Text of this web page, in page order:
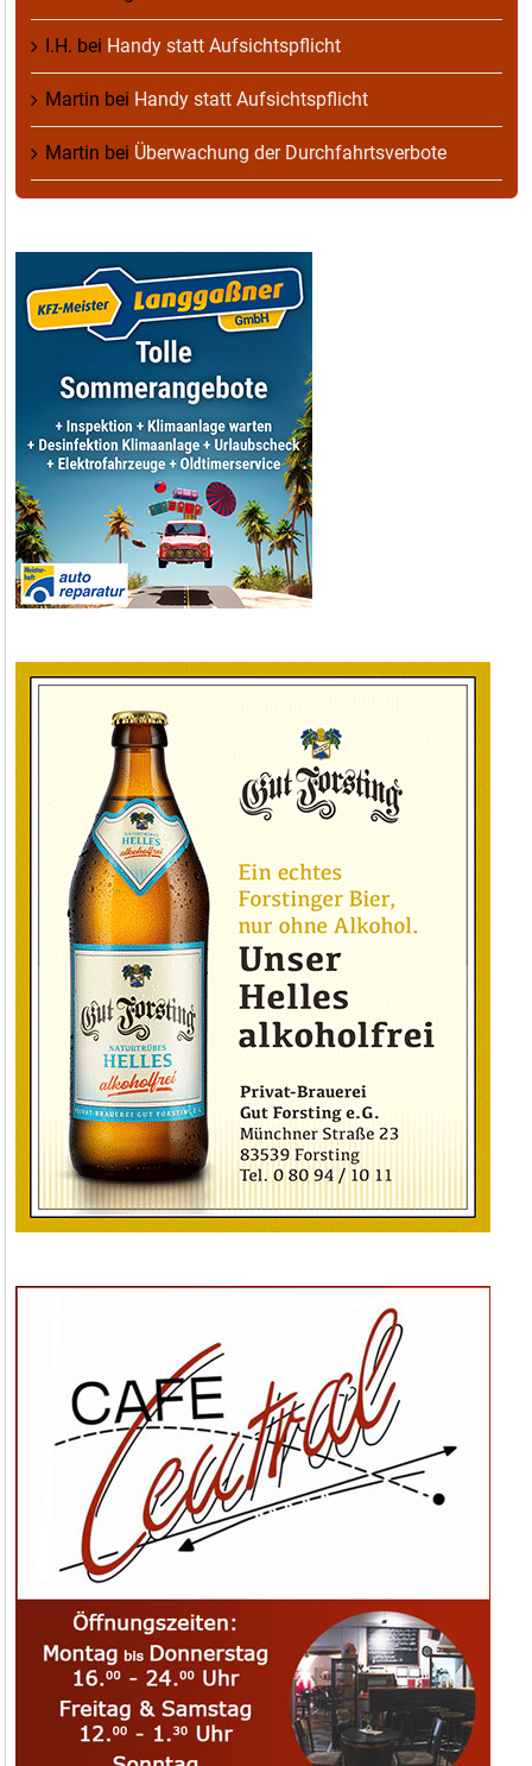
I.H. bei Handy statt Aufsichtspflicht
Martin bei Handy statt Aufsichtspflicht
Martin bei Überwachung der Durchfahrtsverbote